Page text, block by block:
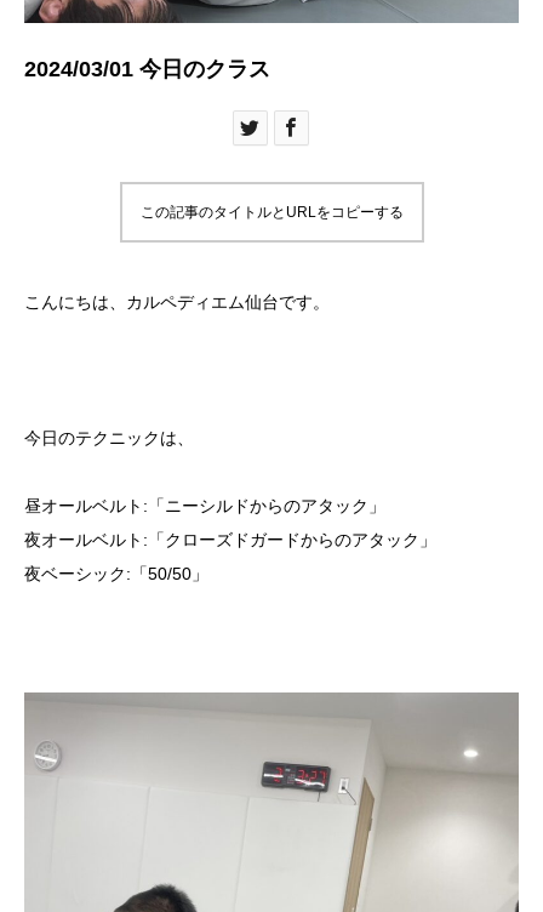
2024/03/01 今日のクラス
この記事のタイトルとURLをコピーする
こんにちは、カルペディエム仙台です。
今日のテクニックは、
昼オールベルト:「ニーシルドからのアタック」
夜オールベルト:「クローズドガードからのアタック」
夜ベーシック:「50/50」